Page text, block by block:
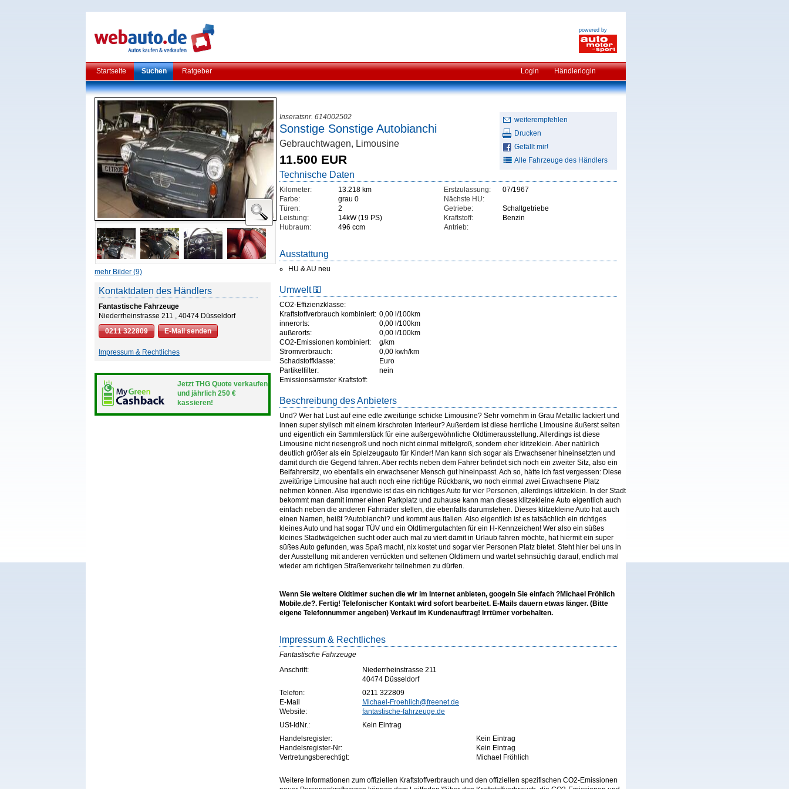
powered by
Startseite Suchen Ratgeber Login Händlerlogin
mehr Bilder (9)
Kontaktdaten des Händlers
Fantastische Fahrzeuge
Niederrheinstrasse 211 , 40474 Düsseldorf
0211 322809
E-Mail senden
Impressum & Rechtliches
Jetzt THG Quote verkaufen
und jährlich 250 €
kassieren!
weiterempfehlen
Drucken
Gefällt mir!
Alle Fahrzeuge des Händlers
Inseratsnr. 614002502
Sonstige Sonstige Autobianchi
Gebrauchtwagen, Limousine
11.500 EUR
Technische Daten
Kilometer:
13.218 km
Farbe:
grau 0
Türen:
2
Leistung:
14kW (19 PS)
Hubraum:
496 ccm
Erstzulassung:
07/1967
Nächste HU:
Getriebe:
Schaltgetriebe
Kraftstoff:
Benzin
Antrieb:
Ausstattung
HU & AU neu
Umwelt
CO2-Effizienzklasse:
Kraftstoffverbrauch kombiniert: 0,00 l/100km
innerorts:
0,00 l/100km
außerorts:
0,00 l/100km
CO2-Emissionen kombiniert:
g/km
Stromverbrauch:
0,00 kwh/km
Schadstoffklasse:
Euro
Partikelfilter:
nein
Emissionsärmster Kraftstoff:
Beschreibung des Anbieters
Und? Wer hat Lust auf eine edle zweitürige schicke Limousine? Sehr vornehm in Grau Metallic lackiert und
innen super stylisch mit einem kirschroten Interieur? Außerdem ist diese herrliche Limousine äußerst selten
und eigentlich ein Sammlerstück für eine außergewöhnliche Oldtimerausstellung. Allerdings ist diese
Limousine nicht riesengroß und noch nicht einmal mittelgroß, sondern eher klitzeklein. Aber natürlich
deutlich größer als ein Spielzeugauto für Kinder! Man kann sich sogar als Erwachsener hineinsetzten und
damit durch die Gegend fahren. Aber rechts neben dem Fahrer befindet sich noch ein zweiter Sitz, also ein
Beifahrersitz, wo ebenfalls ein erwachsener Mensch gut hineinpasst. Ach so, hätte ich fast vergessen: Diese
zweitürige Limousine hat auch noch eine richtige Rückbank, wo noch einmal zwei Erwachsene Platz
nehmen können. Also irgendwie ist das ein richtiges Auto für vier Personen, allerdings klitzeklein. In der Stadt
bekommt man damit immer einen Parkplatz und zuhause kann man dieses klitzekleine Auto eigentlich auch
einfach neben die anderen Fahrräder stellen, die ebenfalls darumstehen. Dieses klitzekleine Auto hat auch
einen Namen, heißt ?Autobianchi? und kommt aus Italien. Also eigentlich ist es tatsächlich ein richtiges
kleines Auto und hat sogar TÜV und ein Oldtimergutachten für ein H-Kennzeichen! Wer also ein süßes
kleines Stadtwägelchen sucht oder auch mal zu viert damit in Urlaub fahren möchte, hat hiermit ein super
süßes Auto gefunden, was Spaß macht, nix kostet und sogar vier Personen Platz bietet. Steht hier bei uns in
der Ausstellung mit anderen verrückten und seltenen Oldtimern und wartet sehnsüchtig darauf, endlich mal
wieder am richtigen Straßenverkehr teilnehmen zu dürfen.
Wenn Sie weitere Oldtimer suchen die wir im Internet anbieten, googeln Sie einfach ?Michael Fröhlich
Mobile.de?. Fertig! Telefonischer Kontakt wird sofort bearbeitet. E-Mails dauern etwas länger. (Bitte
eigene Telefonnummer angeben) Verkauf im Kundenauftrag! Irrtümer vorbehalten.
Impressum & Rechtliches
Fantastische Fahrzeuge
Anschrift:
Niederrheinstrasse 211
40474 Düsseldorf
Telefon:
0211 322809
E-Mail
Michael-Froehlich@freenet.de
Website:
fantastische-fahrzeuge.de
USt-IdNr.:
Kein Eintrag
Handelsregister:
Kein Eintrag
Handelsregister-Nr:
Kein Eintrag
Vertretungsberechtigt:
Michael Fröhlich
Weitere Informationen zum offiziellen Kraftstoffverbrauch und den offiziellen spezifischen CO2-Emissionen